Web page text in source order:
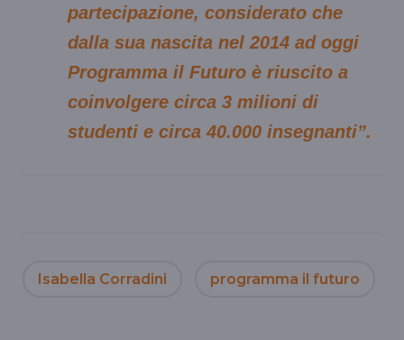
partecipazione, considerato che
dalla sua nascita nel 2014 ad oggi
Programma il Futuro è riuscito a
coinvolgere circa 3 milioni di
studenti e circa 40.000 insegnanti”.
Isabella Corradini programma il futuro